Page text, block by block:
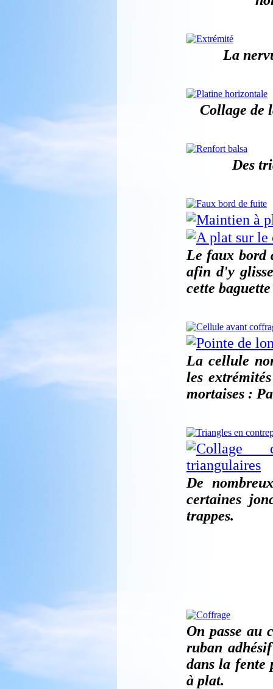
La
Collage de
Des
Le faux bord
afin d'y
cette
La cellule
les
mortaises :
De
certaines
trappes.
On passe au
ruban
dans la fente
à plat.